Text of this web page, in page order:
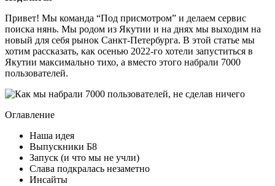
Привет! Мы команда “Под присмотром” и делаем сервис
поиска нянь. Мы родом из Якутии и на днях мы выходим на
новый для себя рынок Санкт-Петербурга. В этой статье мы
хотим рассказать, как осенью 2022-го хотели запуститься в
Якутии максимально тихо, а вместо этого набрали 7000
пользователей.
Оглавление
Наша идея
Выпускники Б8
Запуск (и что мы не учли)
Слава подкралась незаметно
Инсайты